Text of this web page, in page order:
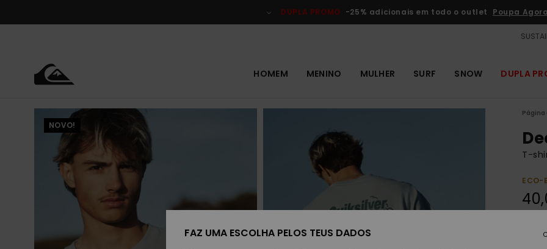
do
DUPLA PROMO -25% adicionais em todo o outlet Poupa Agora
HOMEM MENINO MULHER SURF SNOW DUPLA
NOVO!
Página
T-
ECO-
FAZ UMA ESCOLHA PELOS TEUS DADOS